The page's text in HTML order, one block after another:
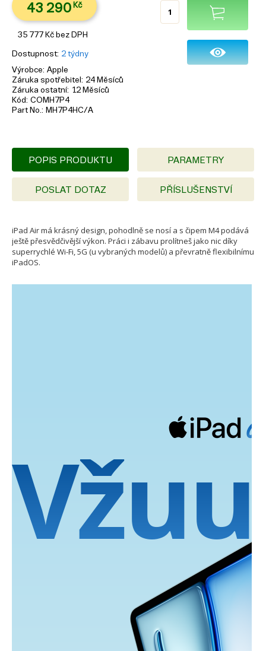
43 290 Kč
35 777 Kč bez DPH
Dostupnost 2 týdny
Výrobce Apple
Záruka spotřebitel
24 Měsíců
Záruka ostatní 12 Měsíců
Kód COMH7P4
Part No.
MH7P4HC/A
POPIS PRODUKTU PARAMETRY
POSLAT DOTAZ PŘÍSLUŠENSTVÍ
iPad Air má krásný design, pohodlně se nosí a s čipem M4 podává
ještě přesvědčivější výkon. Práci i zábavu prolítneš jako nic díky
superrychlé Wi-Fi, 5G (u vybraných modelů) a převratně flexibilnímu
iPadOS.